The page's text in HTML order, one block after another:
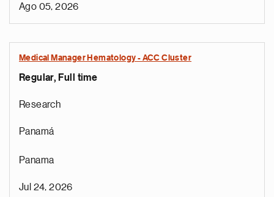
Ago 05, 2026
Medical Manager Hematology - ACC Cluster
Regular, Full time
Research
Panamá
Panama
Jul 24, 2026